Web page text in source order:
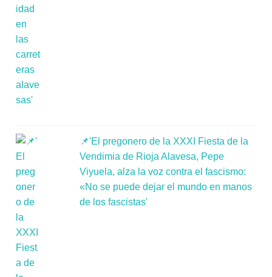
📌'El pregonero de la XXXI Fiesta de la
Vendimia de Rioja Alavesa, Pepe
Viyuela, alza la voz contra el fascismo:
«No se puede dejar el mundo en manos
de los fascistas'